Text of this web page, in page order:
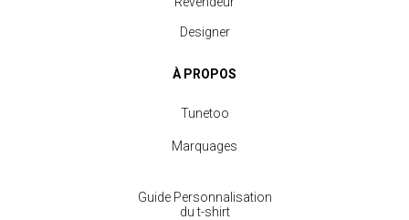
Designer
À PROPOS
Tunetoo
Marquages
Guide Personnalisation
du t-shirt